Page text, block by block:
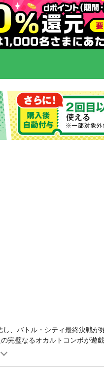
、バトル・シティ最終決戦が
完璧なるオカルトコンボが遊